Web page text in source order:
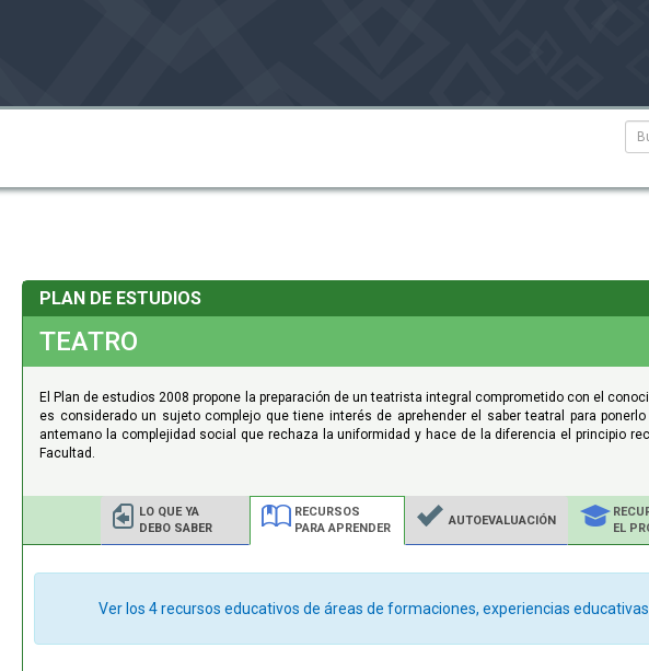
PLAN DE ESTUDIOS
TEATRO
El Plan de estudios 2008 propone la preparación de un teatrista integral comprometido con el
es considerado un sujeto complejo que tiene interés de aprehender el saber teatral para
antemano la complejidad social que rechaza la uniformidad y hace de la diferencia el principio
Facultad.
LO QUE YA
DEBO SABER
RECURSOS
PARA APRENDER
AUTOEVALUACIÓN
EL
Ver los 4 recursos educativos de áreas de formaciones, experiencias